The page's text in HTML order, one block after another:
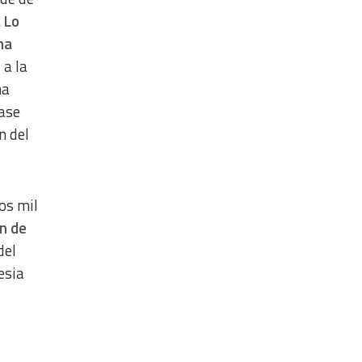
Lo
a la
del
mil
de